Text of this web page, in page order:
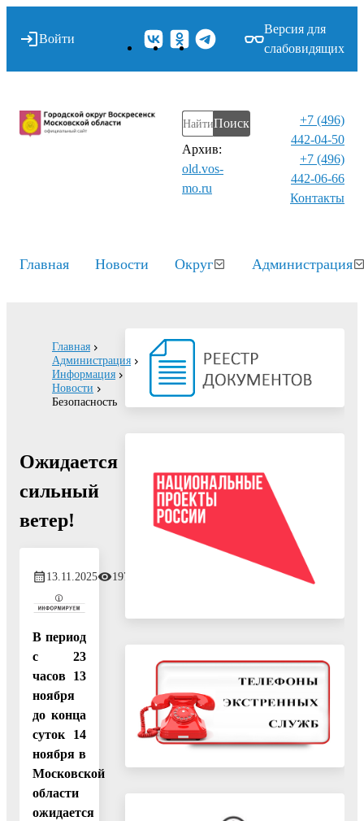
Войти
Версия для
слабовидящих
Поиск
Архив:
old.vos-
mo.ru
+7 (496)
442-04-50
+7 (496)
442-06-66
Контакты⁠
Главная Новости Округ Администрация
Главная
Администрация
Информация
Новости
Безопасность
Ожидается
сильный
ветер!
13.11.2025 197
В период
с 23
часов 13
ноября
до конца
суток 14
ноября в
Московской
области
ожидается